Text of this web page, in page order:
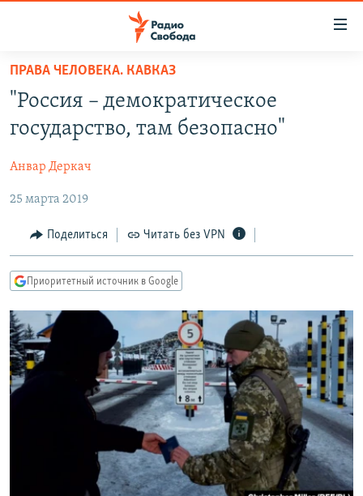
упрощенного
доступа
основному
Вернутся
главной
навигации
Вернутся
поиску
ПРОГРАММЫ
АВТОРСКИЕ ПРОЕКТЫ
ЦИТАТЫ СВОБОДЫ
МНЕНИЯ
КУЛЬТУРА
IDEL.РЕАЛИИ
КАВКАЗ.РЕАЛИИ
СЕВЕР.РЕАЛИИ
СИБИРЬ.РЕАЛИИ
РАСПИСАНИЕ ВЕЩАНИЯ
ПОДПИШИТЕСЬ НА РАССЫЛКУ
СОЦИАЛЬНЫЕ СЕТИ
ПРАВА ЧЕЛОВЕКА. КАВКАЗ
"Россия – демократическое
государство, там безопасно"
Анвар Деркач
25 марта 2019
Поделиться Читать без VPN
Приоритетный источник в Google